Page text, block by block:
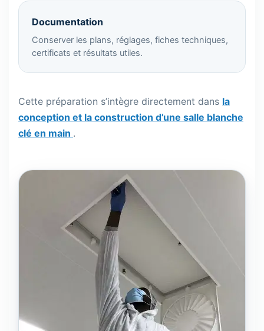
Documentation
Conserver les plans, réglages, fiches techniques,
certificats et résultats utiles.
Cette préparation s’intègre directement dans la
conception et la construction d’une salle blanche
clé en main .